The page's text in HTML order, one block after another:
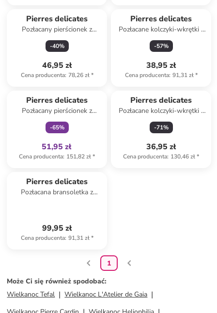
Pierres delicates
Pozłacany pierścionek z
amazonitem
-40%
46,95 zł
Cena producenta: 78,26 zł*
Pierres delicates
Pozłacane kolczyki-wkrętki z
perłami i cyrkoniami
-57%
38,95 zł
Cena producenta: 91,31 zł*
Pierres delicates
Pozłacany pierścionek z
kamieniem księżycowym
-65%
51,95 zł
Cena producenta: 151,82 zł*
Pierres delicates
Pozłacane kolczyki-wkrętki z
tygrysim okiem
-71%
36,95 zł
Cena producenta: 130,46 zł*
Pierres delicates
Pozłacana bransoletka z
99,95 zł
Cena producenta: 91,31 zł*
1
Może Ci się również spodobać:
Wielkanoc Tefal
Wielkanoc L'Atelier de Gaia